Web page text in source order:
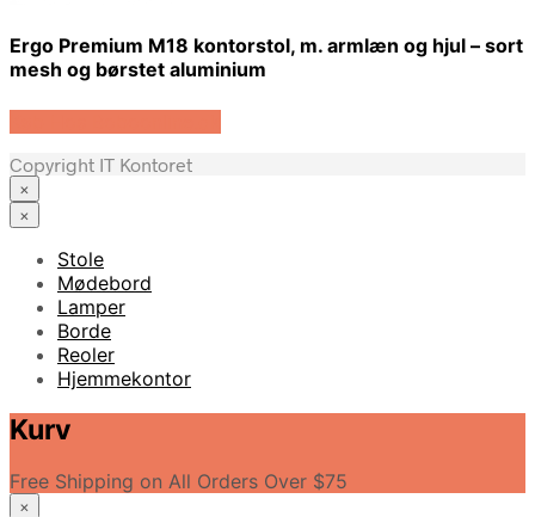
Ergo Premium M18 kontorstol, m. armlæn og hjul – sort
mesh og børstet aluminium
Copyright IT Kontoret
×
×
Stole
Mødebord
Lamper
Borde
Reoler
Hjemmekontor
Kurv
Free Shipping on All Orders Over $75
×